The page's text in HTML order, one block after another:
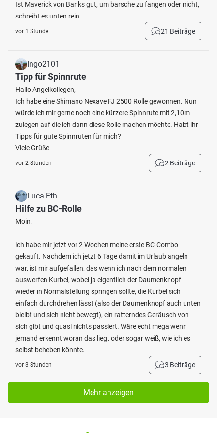
Ist Maverick von Banks gut, um barsche zu fangen oder nicht,
schreibt es unten rein
vor 1 Stunde 21 Beiträge
Ingo2101
Tipp für Spinnrute
Hallo Angelkollegen,
Ich habe eine Shimano Nexave FJ 2500 Rolle gewonnen. Nun
würde ich mir gerne noch eine kürzere Spinnrute mit 2,10m
zulegen auf die ich dann diese Rolle machen möchte. Habt ihr
Tipps für gute Spinnruten für mich?
Viele Grüße
vor 2 Stunden 2 Beiträge
Luca Eth
Hilfe zu BC-Rolle
Moin,
ich habe mir jetzt vor 2 Wochen meine erste BC-Combo
gekauft. Nachdem ich jetzt 6 Tage damit im Urlaub angeln
war, ist mir aufgefallen, das wenn ich nach dem normalen
auswerfen Kurbel, wobei ja eigentlich der Daumenknopf
wieder in Normalstellung springen sollte, die Kurbel sich
einfach durchdrehen lässt (also der Daumenknopf auch unten
bleibt und sich nicht bewegt), ein ratterndes Geräusch von
sich gibt und quasi nichts passiert. Wäre echt mega wenn
jemand erkennt woran das liegt oder sogar weiß, wie ich es
selbst beheben könnte.
vor 3 Stunden 3 Beiträge
Mehr anzeigen